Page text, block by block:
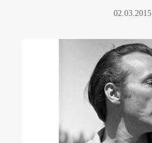
02.03.2015